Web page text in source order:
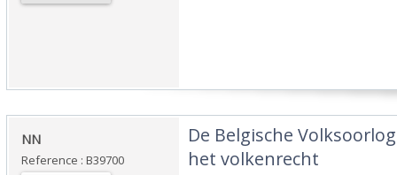
‎NN‎
Reference : B39700
‎De Belgische
het volkenrecht‎